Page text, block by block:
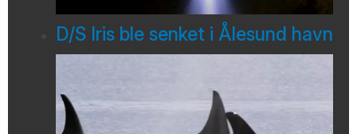
D/S Iris ble senket i Ålesund havn